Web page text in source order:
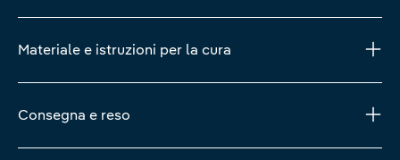
Materiale e istruzioni per la cura
Consegna e reso